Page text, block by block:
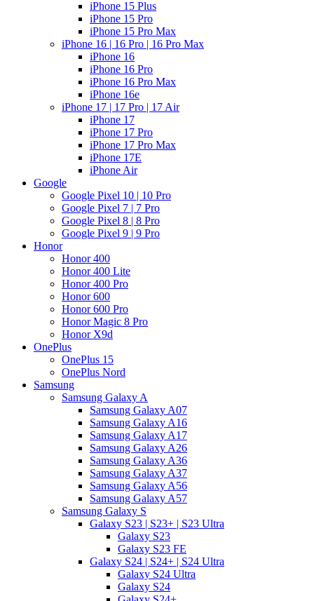
iPhone 15 Plus
iPhone 15 Pro
iPhone 15 Pro Max
iPhone 16 | 16 Pro | 16 Pro Max
iPhone 16
iPhone 16 Pro
iPhone 16 Pro Max
iPhone 16e
iPhone 17 | 17 Pro | 17 Air
iPhone 17
iPhone 17 Pro
iPhone 17 Pro Max
iPhone 17E
iPhone Air
Google
Google Pixel 10 | 10 Pro
Google Pixel 7 | 7 Pro
Google Pixel 8 | 8 Pro
Google Pixel 9 | 9 Pro
Honor
Honor 400
Honor 400 Lite
Honor 400 Pro
Honor 600
Honor 600 Pro
Honor Magic 8 Pro
Honor X9d
OnePlus
OnePlus 15
OnePlus Nord
Samsung
Samsung Galaxy A
Samsung Galaxy A07
Samsung Galaxy A16
Samsung Galaxy A17
Samsung Galaxy A26
Samsung Galaxy A36
Samsung Galaxy A37
Samsung Galaxy A56
Samsung Galaxy A57
Samsung Galaxy S
Galaxy S23 | S23+ | S23 Ultra
Galaxy S23
Galaxy S23 FE
Galaxy S24 | S24+ | S24 Ultra
Galaxy S24 Ultra
Galaxy S24